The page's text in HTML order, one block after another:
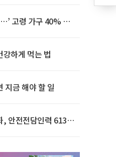
고령 가구 40% 노
하게 먹는 법
지금 해야 할 일
, 안전전담인력 613명